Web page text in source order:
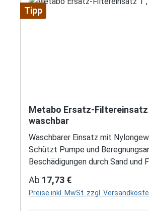
Tipp
Metabo Ersatz-Filtereinsatz
waschbar
Waschbarer Einsatz mit
Schützt Pumpe und
Beschädigungen durch Sand
Regulärer Preis:
Ab 17,73 €
Preise inkl. MwSt. zzgl.